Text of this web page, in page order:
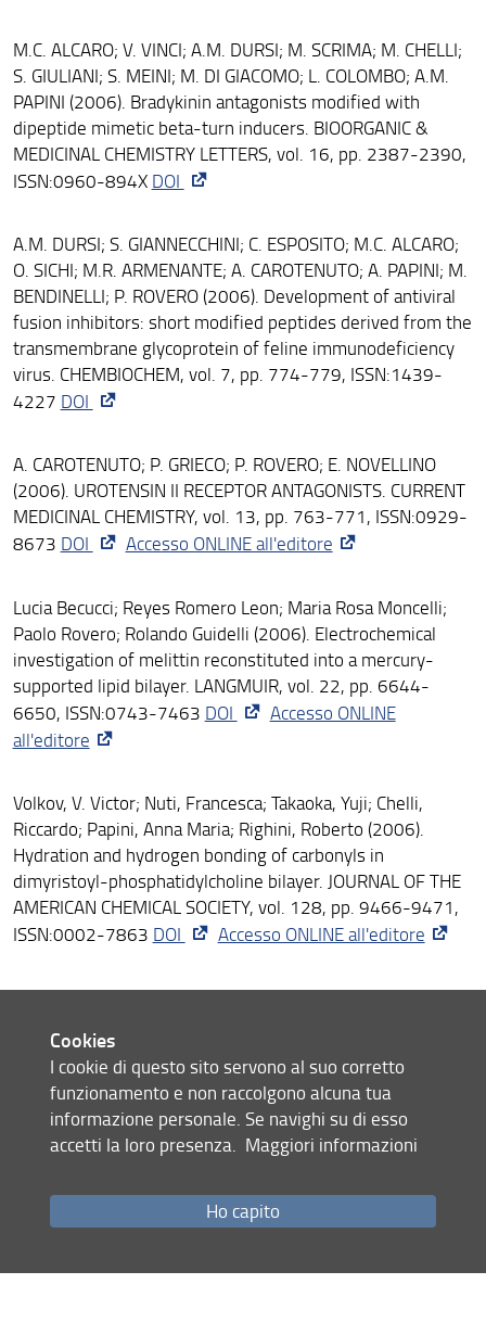
M.C. ALCARO; V. VINCI; A.M. DURSI; M. SCRIMA; M. CHELLI;
S. GIULIANI; S. MEINI; M. DI GIACOMO; L. COLOMBO; A.M.
PAPINI (2006). Bradykinin antagonists modified with
dipeptide mimetic beta-turn inducers. BIOORGANIC &
MEDICINAL CHEMISTRY LETTERS, vol. 16, pp. 2387-2390,
ISSN:0960-894X DOI
A.M. DURSI; S. GIANNECCHINI; C. ESPOSITO; M.C. ALCARO;
O. SICHI; M.R. ARMENANTE; A. CAROTENUTO; A. PAPINI; M.
BENDINELLI; P. ROVERO (2006). Development of antiviral
fusion inhibitors: short modified peptides derived from the
transmembrane glycoprotein of feline immunodeficiency
virus. CHEMBIOCHEM, vol. 7, pp. 774-779, ISSN:1439-
4227 DOI
A. CAROTENUTO; P. GRIECO; P. ROVERO; E. NOVELLINO
(2006). UROTENSIN II RECEPTOR ANTAGONISTS. CURRENT
MEDICINAL CHEMISTRY, vol. 13, pp. 763-771, ISSN:0929-
8673 DOI Accesso ONLINE all'editore
Lucia Becucci; Reyes Romero Leon; Maria Rosa Moncelli;
Paolo Rovero; Rolando Guidelli (2006). Electrochemical
investigation of melittin reconstituted into a mercury-
supported lipid bilayer. LANGMUIR, vol. 22, pp. 6644-
6650, ISSN:0743-7463 DOI
Accesso ONLINE
all'editore
Volkov, V. Victor; Nuti, Francesca; Takaoka, Yuji; Chelli,
Riccardo; Papini, Anna Maria; Righini, Roberto (2006).
Hydration and hydrogen bonding of carbonyls in
dimyristoyl-phosphatidylcholine bilayer. JOURNAL OF THE
AMERICAN CHEMICAL SOCIETY, vol. 128, pp. 9466-9471,
ISSN:0002-7863 DOI Accesso ONLINE all'editore
F. Lolli; P. Rovero; M. Chelli; A.M. Papini (2006). Toward
REVIEW OF NEUROTHERAPEUTICS, vol. 6, pp. 781-794,
ISSN:1473-7175DOI Accesso ONLINE all'editore
C.ESPOSITO; A.TEDESCHI; M.SCRIMA; G.D'ERRICO;
interaction of beta-amyloid segment (25-35) with
membrane models through paramagnetic probes..
ISSN:1075-2617
Cookies
I cookie di questo sito servono al suo corretto
funzionamento e non raccolgono alcuna tua
informazione personale. Se navighi su di esso
accetti la loro presenza. Maggiori informazioni
Ho capito